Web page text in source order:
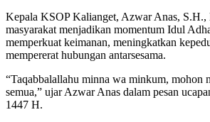
Kepala KSOP Kalianget, Azwar Anas,
masyarakat menjadikan momentum Idul
memperkuat keimanan, meningkatkan
mempererat hubungan antarsesama.
“Taqabbalallahu minna wa minkum, mohon
semua,” ujar Azwar Anas dalam pesan
1447 H.